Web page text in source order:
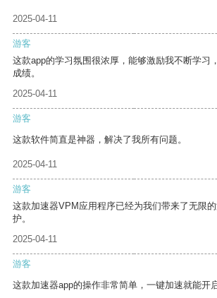
2025-04-11
游客
这款app的学习氛围很浓厚，能够激励我不断学习
成绩。
2025-04-11
游客
这款软件简直是神器，解决了我所有问题。
2025-04-11
游客
这款加速器VPM应用程序已经为我们带来了无限
护。
2025-04-11
游客
这款加速器app的操作非常简单，一键加速就能开